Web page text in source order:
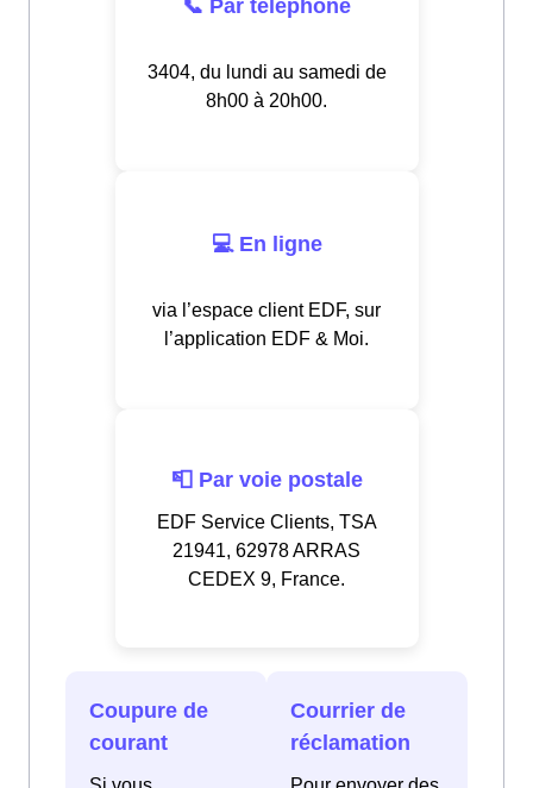
📞 Par téléphone
3404, du lundi au samedi de
8h00 à 20h00.
💻 En ligne
via l’espace client EDF, sur
l’application EDF & Moi.
📮 Par voie postale
EDF Service Clients, TSA
21941, 62978 ARRAS
CEDEX 9, France.
Coupure de
courant
Courrier de
réclamation